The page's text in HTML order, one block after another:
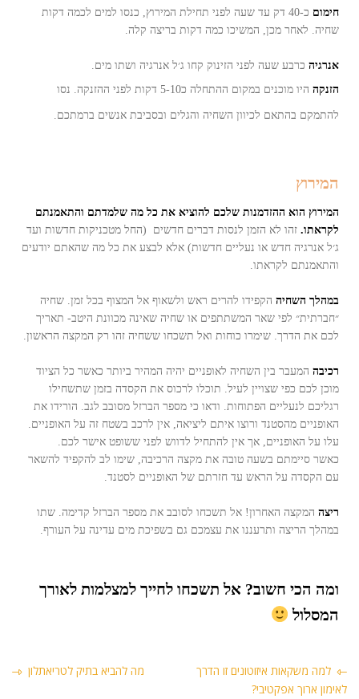
חימום
כ-40 דק עד שעה לפני תחילת המירוץ, כנסו למים לכמה דקות
שחיה. לאחר מכן, המשיכו כמה דקות בריצה קלה.
אנרגיה כרבע שעה לפני הזינוק קחו ג׳ל אנרגיה ושתו מים.
הזנקה
היו מוכנים במקום ההתחלה כ5-10 דקות לפני ההזנקה. נסו
להתמקם בהתאם לכיוון השחיה והגלים ובסביבת אנשים ברמתכם.
המירוץ
המירוץ הוא ההזדמנות שלכם להוציא את כל מה שלמדתם והתאמנתם
לקראתו. זהו לא הזמן לנסות דברים חדשים (החל מטכניקות חדשות ועד
ג׳ל אנרגיה חדש או נעליים חדשות) אלא לבצע את כל מה שהאתם יודעים
והתאמנתם לקראתו.
במהלך השחיה הקפידו להרים ראש ולשאוף אל המצוף בכל זמן. שחיה
״חברתית״ לפי שאר המשתתפים או שחיה שאינה מכוונת היטב- תאריך
לכם את הדרך. שימרו כוחות ואל תשכחו ששחיה זהו רק המקצה הראשון.
רכיבה המעבר בין השחיה לאופניים יהיה המהיר ביותר כאשר כל הציוד
מוכן לכם כפי שצויין לעיל. תוכלו לרכוס את הקסדה בזמן שתשחילו
רגליכם לנעליים הפתוחות. ודאו כי מספר הברזל מסובב לגב. הורידו את
האופניים מהסטנד ורוצו איתם ליציאה, אין לרכב בשטח זה על האופניים.
עלו על האופניים, אך אין להתחיל לדווש לפני ששופט אישר לכם.
כאשר סיימתם בשעה טובה את מקצה הרכיבה, שימו לב להקפיד להשאר
עם הקסדה על הראש עד חזרתם של האופניים לסטנד.
ריצה המקצה האחרון! אל תשכחו לסובב את מספר הברזל קדימה. שתו
במהלך הריצה ותרעננו את עצמכם גם בשפיכת מים עדינה על העורף.
ומה הכי חשוב? אל תשכחו לחייך למצלמות לאורך
המסלול
למה משקאות איזוטונים זו הדרך
לאימון ארוך אפקטיבי?
מה להביא בתיק לטריאתלון